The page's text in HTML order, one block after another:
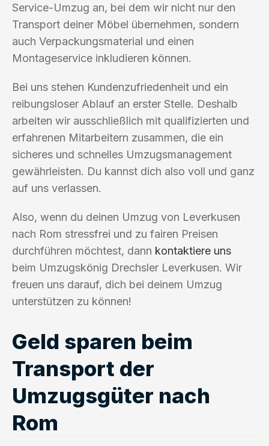
Service-Umzug an, bei dem wir nicht nur den
Transport deiner Möbel übernehmen, sondern
auch Verpackungsmaterial und einen
Montageservice inkludieren können.
Bei uns stehen Kundenzufriedenheit und ein
reibungsloser Ablauf an erster Stelle. Deshalb
arbeiten wir ausschließlich mit qualifizierten und
erfahrenen Mitarbeitern zusammen, die ein
sicheres und schnelles Umzugsmanagement
gewährleisten. Du kannst dich also voll und ganz
auf uns verlassen.
Also, wenn du deinen Umzug von Leverkusen
nach Rom stressfrei und zu fairen Preisen
durchführen möchtest, dann kontaktiere uns
beim Umzugskönig Drechsler Leverkusen. Wir
freuen uns darauf, dich bei deinem Umzug
unterstützen zu können!
Geld sparen beim
Transport der
Umzugsgüter nach
Rom